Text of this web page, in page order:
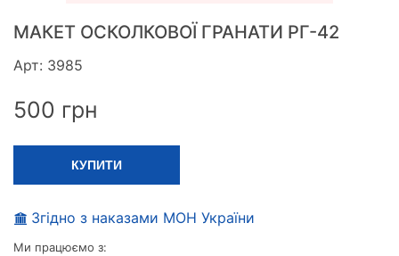
МАКЕТ ОСКОЛКОВОЇ ГРАНАТИ РГ-42
Арт: 3985
500 грн
КУПИТИ
Згідно з наказами МОН України
Ми працюємо з: